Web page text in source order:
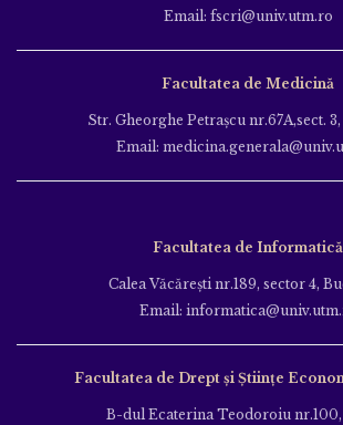
Email: fscri@univ.utm.ro
Facultatea de Medicină
Str. Gheorghe Petraşcu nr.67A,sect.
Email:
Facultatea de Informatică
Calea Văcăreşti nr.189, sector 4,
Email:
Facultatea de Drept și Științe
B-dul Ecaterina Teodoroiu nr.100,